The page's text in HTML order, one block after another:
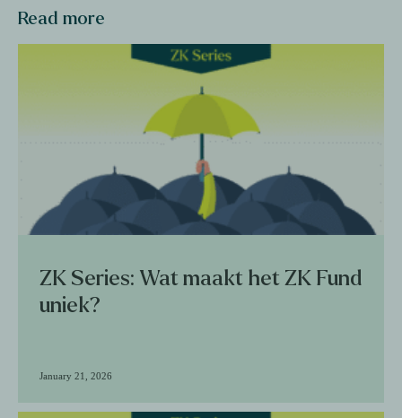
Read more
ZK Series: Wat maakt het ZK Fund
uniek?
January 21, 2026